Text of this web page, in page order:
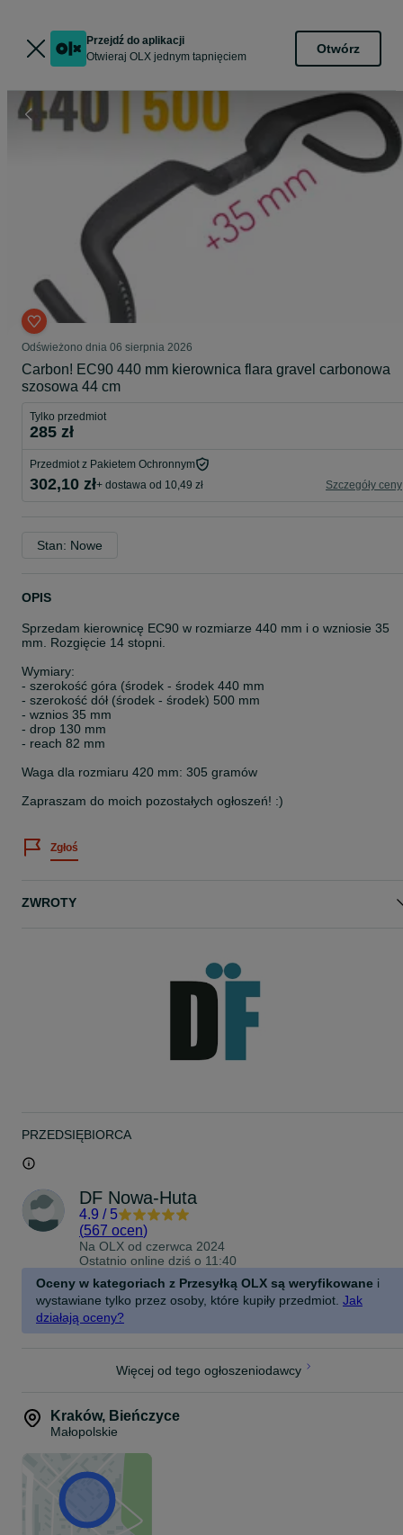
Przejdź do aplikacji
Otwieraj OLX jednym tapnięciem
Otwórz
Odświeżono dnia 06 sierpnia 2026
Carbon! EC90 440 mm kierownica flara gravel carbonowa
szosowa 44 cm
Tylko przedmiot
285 zł
Przedmiot z Pakietem Ochronnym
302,10 zł+ dostawa od 10,49 zł Szczegóły ceny
Stan: Nowe
OPIS
Sprzedam kierownicę EC90 w rozmiarze 440 mm i o wzniosie 35
mm. Rozgięcie 14 stopni.
Wymiary:
- szerokość góra (środek - środek 440 mm
- szerokość dół (środek - środek) 500 mm
- wznios 35 mm
- drop 130 mm
- reach 82 mm
Waga dla rozmiaru 420 mm: 305 gramów
Zapraszam do moich pozostałych ogłoszeń! :)
Zgłoś
ZWROTY
PRZEDSIĘBIORCA
DF Nowa-Huta
4.9 / 5
(567 ocen)
Na OLX od czerwca 2024
Ostatnio online dziś o 11:40
Oceny w kategoriach z Przesyłką OLX są weryfikowane i
wystawiane tylko przez osoby, które kupiły przedmiot. Jak
działają oceny?
Więcej od tego ogłoszeniodawcy
Kraków, Bieńczyce
Małopolskie